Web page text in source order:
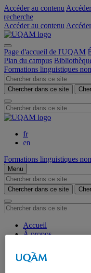
Accéder au contenu
recherche
Accéder au contenu
Page d'accueil de l'UQAM
Plan du campus
Formations linguistiques
Chercher dans ce site
fr
en
Formations linguistiques
Menu
Chercher dans ce site
Accueil
À propos
Séjours linguistiques
Séjours